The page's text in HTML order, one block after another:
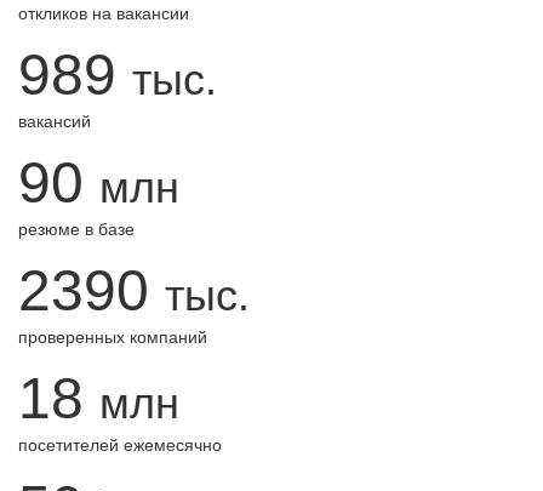
откликов на вакансии
989 тыс.
вакансий
90 млн
резюме в базе
2390 тыс.
проверенных компаний
18 млн
посетителей ежемесячно